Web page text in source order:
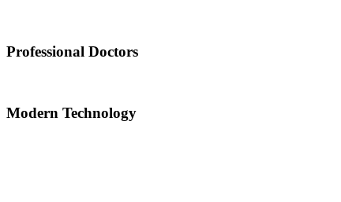
Professional Doctors
Modern Technology